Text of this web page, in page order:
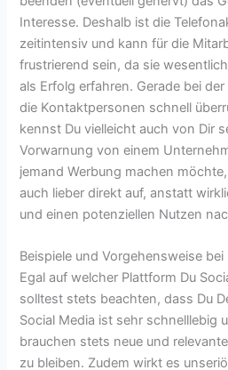
Interesse. Deshalb ist die
zeitintensiv und kann für die
frustrierend sein, da sie
als Erfolg erfahren. Gerade bei
die Kontaktpersonen schnell
kennst Du vielleicht auch von Dir
Vorwarnung von einem
jemand Werbung machen
auch lieber direkt auf, anstatt
und einen potenziellen Nutzen
Beispiele und Vorgehensweise bei
Egal auf welcher Plattform Du
solltest stets beachten, dass Du
Social Media ist sehr schnelllebig
brauchen stets neue und
zu bleiben. Zudem wirkt es